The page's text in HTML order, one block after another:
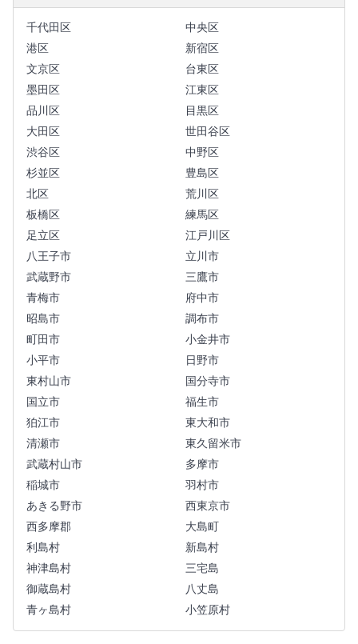
千代田区
中央区
港区
新宿区
文京区
台東区
墨田区
江東区
品川区
目黒区
大田区
世田谷区
渋谷区
中野区
杉並区
豊島区
北区
荒川区
板橋区
練馬区
足立区
江戸川区
八王子市
立川市
武蔵野市
三鷹市
青梅市
府中市
昭島市
調布市
町田市
小金井市
小平市
日野市
東村山市
国分寺市
国立市
福生市
狛江市
東大和市
清瀬市
東久留米市
武蔵村山市
多摩市
稲城市
羽村市
あきる野市
西東京市
西多摩郡
大島町
利島村
新島村
神津島村
三宅島
御蔵島村
八丈島
青ヶ島村
小笠原村